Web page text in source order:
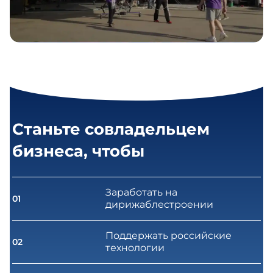
Станьте совладельцем
бизнеса, чтобы
01
Заработать на
дирижаблестроении
02
Поддержать российские
технологии